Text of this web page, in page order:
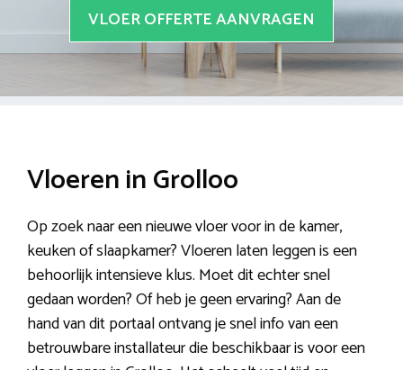
VLOER OFFERTE AANVRAGEN
Vloeren in Grolloo
Op zoek naar een nieuwe vloer voor in de kamer,
keuken of slaapkamer? Vloeren laten leggen is een
behoorlijk intensieve klus. Moet dit echter snel
gedaan worden? Of heb je geen ervaring? Aan de
hand van dit portaal ontvang je snel info van een
betrouwbare installateur die beschikbaar is voor een